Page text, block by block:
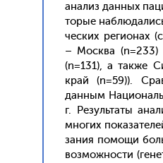
ана­лиз дан­ных
торые
чес­ких ре­ги­онах
– Мос­ква (n=233)
(n=131), а так­же
край (n=59)).
дан­ным
г. Ре­зуль­та­ты
мно­гих
зания по­мощи
воз­можнос­ти